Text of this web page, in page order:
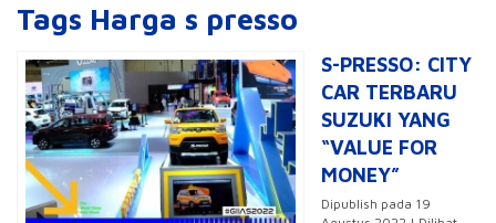
Tags Harga s presso
S-PRESSO: CITY
CAR TERBARU
SUZUKI YANG
“VALUE FOR
MONEY”
Dipublish pada 19